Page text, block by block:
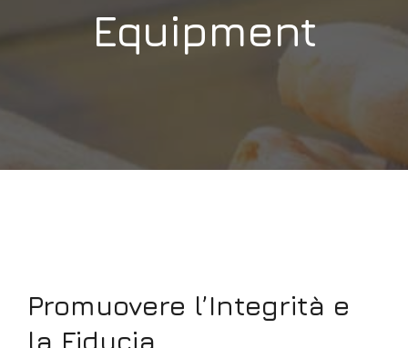
Equipment
Promuovere l’Integrità e
la Fiducia